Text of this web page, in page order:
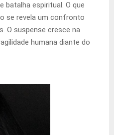
batalha espiritual. O que
se revela um confronto
O suspense cresce na
humana diante do